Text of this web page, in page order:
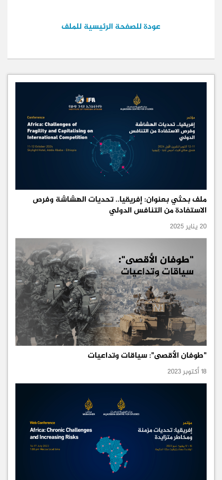
عودة للصفحة الرئيسية للملف
ملف بحثي بعنوان: إفريقيا.. تحديات الهشاشة وفرص
الاستفادة من التنافس الدولي
20 يناير 2025
"طوفان الأقصى": سياقات وتداعيات
18 أكتوبر 2023